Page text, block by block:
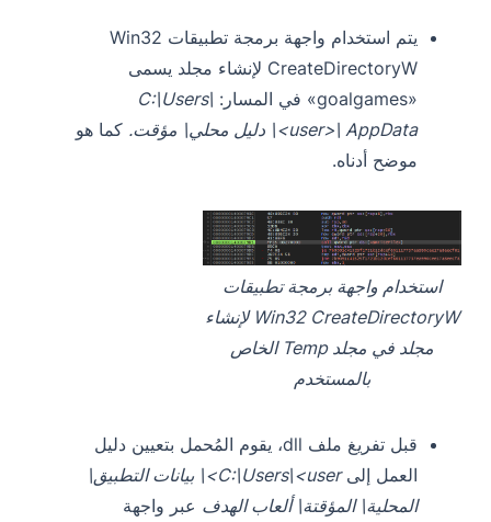
يتم استخدام واجهة برمجة تطبيقات Win32
CreateDirectoryW لإنشاء مجلد يسمى
«goalgames» في المسار:
C:\Users\
<user>\ AppData\ دليل محلي\ مؤقت.
كما هو
موضح أدناه.
استخدام واجهة برمجة تطبيقات
Win32 CreateDirectoryW لإنشاء
مجلد في مجلد Temp الخاص
بالمستخدم
قبل تفريغ ملف dll، يقوم المُحمل بتعيين دليل
العمل إلى
C:\Users\<user>\ بيانات التطبيق\
المحلية\ المؤقتة\ ألعاب الهدف عبر واجهة